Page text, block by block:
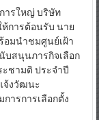
รใหญ่ บริษัท
การต้อนรับ นาย
อมนำชมศูนย์เฝ้า
บสนุนภารกิจเลือก
ชามติ ประจำปี
นแจ้งวัฒนะ
ารการเลือกตั้ง